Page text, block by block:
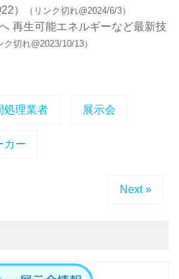
）
（リンク切れ@2024/6/3）
再生可能エネルギーなど最新技
ク切れ@2023/10/13）
処理業者 展示会
カー
Next »